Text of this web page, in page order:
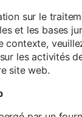
sur le
et les bases
contexte,
les activités
site web.